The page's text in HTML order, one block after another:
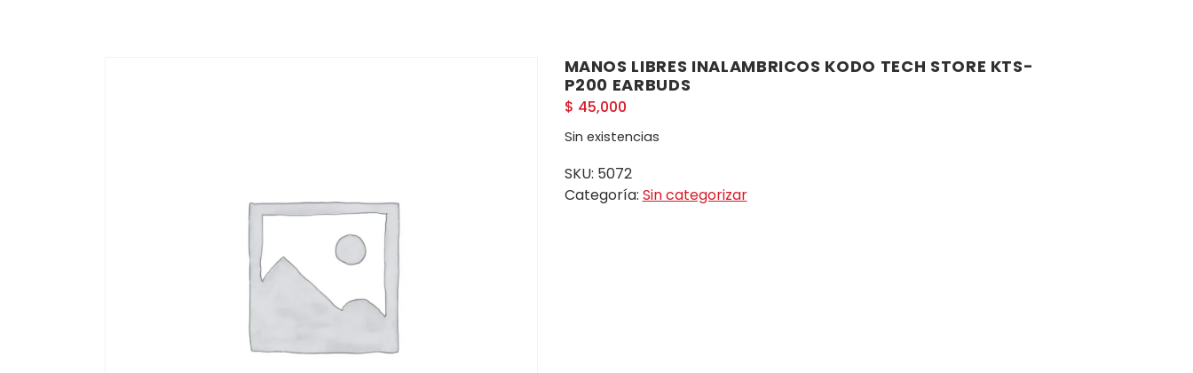
MANOS LIBRES INALAMBRICOS KODO TECH STORE KTS-
P200 EARBUDS
$ 45,000
Sin existencias
SKU: 5072
Categoría: Sin categorizar